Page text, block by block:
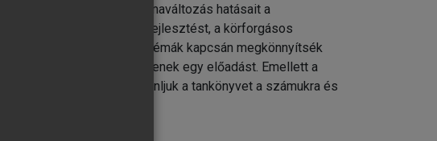
pazarlást, a klímaváltozás hatásait a
az agrárpolitikát, a vidékfejlesztést, a körforgásos
az volt, hogy az egyes témák kapcsán megkönnyítsék
arra, hogy kitöltsenek egy előadást. Emellett a
Ebben bízva ajánljuk a tankönyvet a számukra és